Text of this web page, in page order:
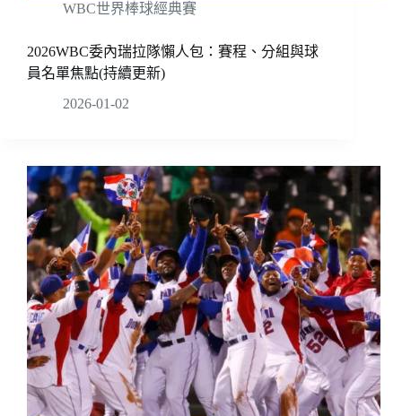
WBC世界棒球經典賽
2026WBC委內瑞拉隊懶人包：賽程、分組與球
員名單焦點(持續更新)
2026-01-02